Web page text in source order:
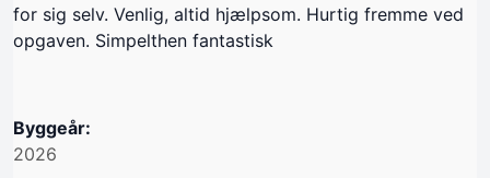
for sig selv. Venlig, altid hjælpsom. Hurtig fremme ved
opgaven. Simpelthen fantastisk
Byggeår:
2026